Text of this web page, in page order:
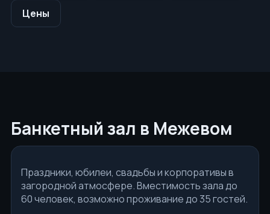
Цены
Банкетный зал в Межевом
Праздники, юбилеи, свадьбы и корпоративы в
загородной атмосфере. Вместимость зала до
60 человек, возможно проживание до 35 гостей.